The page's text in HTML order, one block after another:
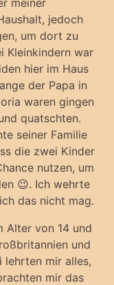
meiner
jedoch
um dort zu
Kleinkindern war
hier im Haus
der Papa in
waren gingen
quatschten.
seiner Familie
die zwei Kinder
nutzen, um
😉. Ich wehrte
das nicht mag.
Alter von 14 und
und
lehrten mir alles,
mir das